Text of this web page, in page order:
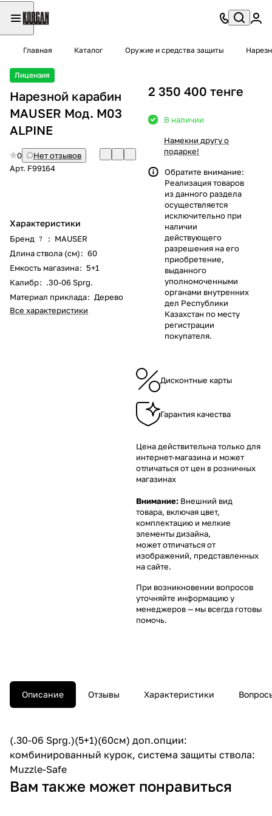
Главная Каталог Оружие и средства защиты
Лицензия
Нарезной карабин
MAUSER Moд. M03
ALPINE
0
Нет отзывов
Арт. F99164
Характеристики
Бренд ? : MAUSER
Длина ствола (см): 60
Емкость магазина: 5+1
Калибр: .30-06 Sprg.
Материал приклада: Дерево
Все характеристики
2 350 400 тенге
В наличии
Намекни другу о
подарке!
Обратите внимание:
Реализация товаров
из данного раздела
осуществляется
исключительно при
наличии
действующего
разрешения на его
приобретение,
выданного
уполномоченными
органами внутренних
дел Республики
Казахстан по месту
регистрации
покупателя.
Дисконтные карты
Гарантия качества
Цена действительна только для
интернет-магазина и может
отличаться от цен в розничных
магазинах
Внимание: Внешний вид
товара, включая цвет,
комплектацию и мелкие
элементы дизайна,
может отличаться от
изображений, представленных
на сайте.
При возникновении вопросов
уточняйте информацию у
менеджеров— мы всегда готовы
помочь.
Описание Отзывы Характеристики
(.30-06 Sprg.)(5+1)(60см) доп.опции:
комбинированный курок, система защиты ствола:
Muzzle-Safe
Вам также может понравиться